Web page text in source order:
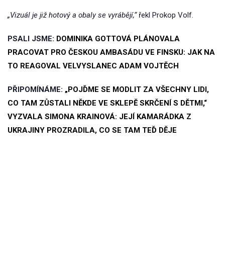
„Vizuál je již hotový a obaly se vyrábějí,“řekl Prokop Volf.
PSALI JSME: DOMINIKA GOTTOVÁ PLÁNOVALA
PRACOVAT PRO ČESKOU AMBASÁDU VE FINSKU: JAK NA
TO REAGOVAL VELVYSLANEC ADAM VOJTĚCH
PŘIPOMÍNÁME: „POJĎME SE MODLIT ZA VŠECHNY LIDI,
CO TAM ZŮSTALI NĚKDE VE SKLEPĚ SKRČENÍ S DĚTMI,“
VYZVALA SIMONA KRAINOVÁ: JEJÍ KAMARÁDKA Z
UKRAJINY PROZRADILA, CO SE TAM TEĎ DĚJE